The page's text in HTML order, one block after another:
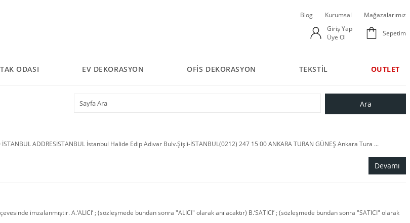
Blog Kurumsal
Mağazalarımız
Giriş Yap
Üye Ol
Sepetim
ODASI EV DEKORASYON OFİS DEKORASYON TEKSTİL OUTLET
ADDRESİSTANBUL İstanbul Halide Edip Adıvar Bulv.Şişli-İSTANBUL(0212) 247 15 00 ANKARA TURAN GÜNEŞ Ankara Tura ...
Devamı
imzalanmıştır. A.‘ALICI’ ; (sözleşmede bundan sonra "ALICI" olarak anılacaktır) B.‘SATICI’ ; (sözleşmede bundan sonra "SATICI" olarak